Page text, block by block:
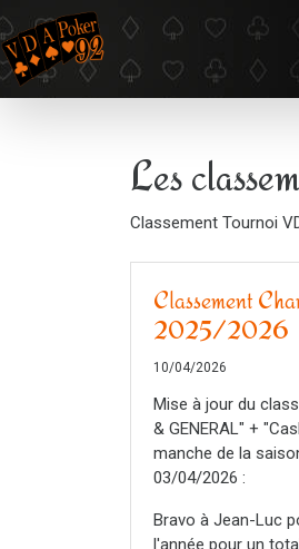
Les
Classement Tournoi
Classement
2025/2026
10/04/2026
Mise à jour du
& GENERAL" +
manche de la
03/04/2026 :
Bravo à Jean-Luc
l'année pour un